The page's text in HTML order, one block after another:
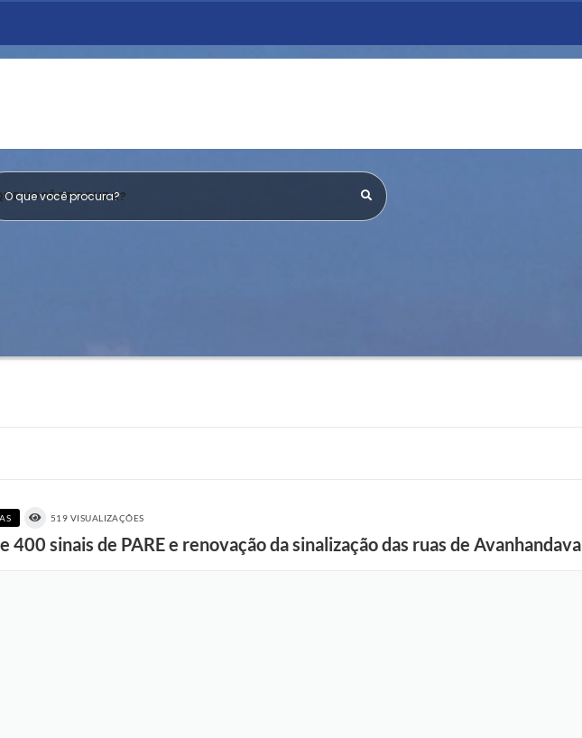
VOCÊ PROCURA?
519 VISUALIZAÇÕES
400 sinais de PARE e renovação da sinalização das ruas de Avanhandava